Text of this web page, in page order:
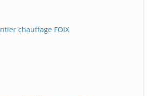
chauffage FOIX